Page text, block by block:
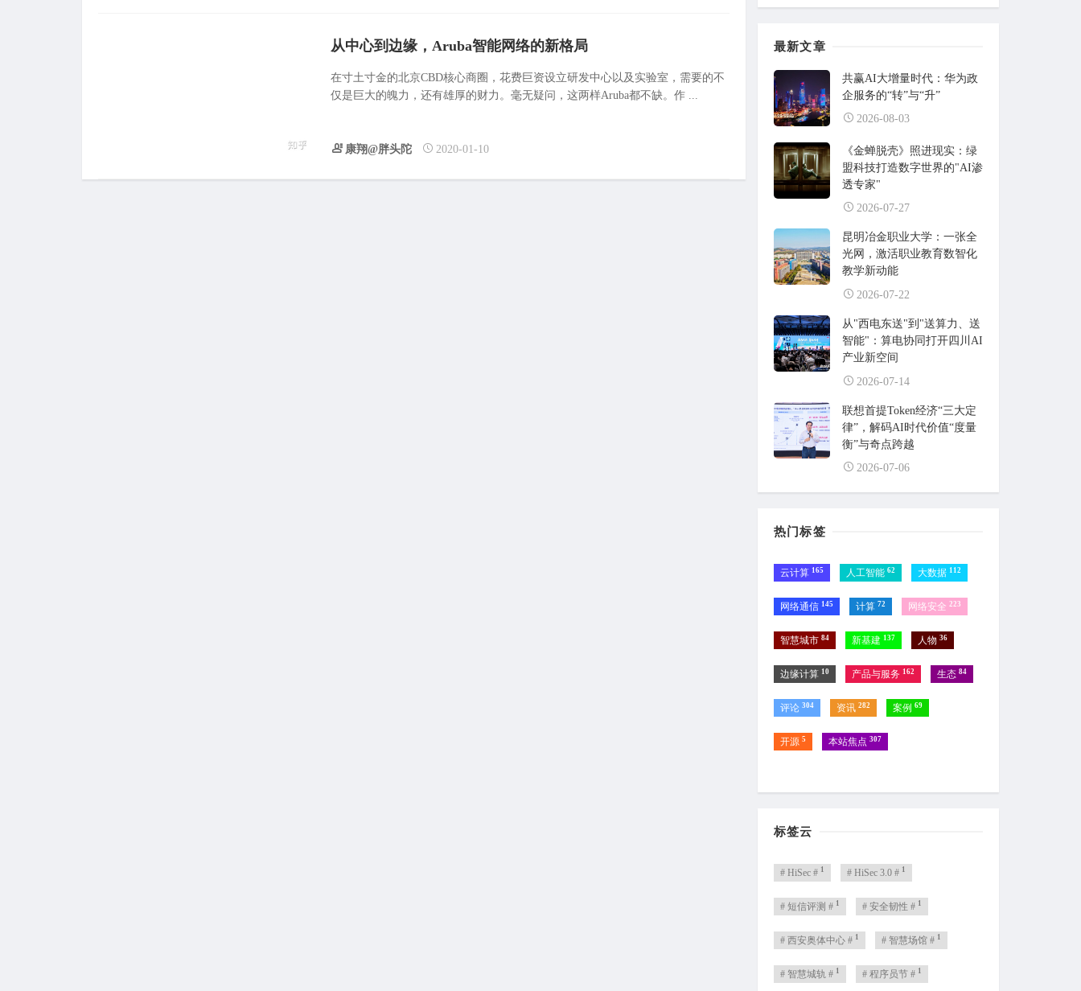
从中心到边缘，Aruba智能网络的新格局
在寸土寸金的北京CBD核心商圈，花费巨资设立研发中心以及实验室，需要的不
仅是巨大的魄力，还有雄厚的财力。毫无疑问，这两样Aruba都不缺。作 ...
康翔@胖头陀 2020-01-10
最新文章
共赢AI大增量时代：华为政
企服务的“转”与“升”
2026-08-03
《金蝉脱壳》照进现实：绿
盟科技打造数字世界的"AI渗
透专家"
2026-07-27
昆明冶金职业大学：一张全
光网，激活职业教育数智化
教学新动能
2026-07-22
从"西电东送"到"送算力、送
智能"：算电协同打开四川AI
产业新空间
2026-07-14
联想首提Token经济“三大定
律”，解码AI时代价值“度量
衡”与奇点跨越
2026-07-06
热门标签
云计算 165 人工智能 62 大数据 112
网络通信 145 计算 72 网络安全 223
智慧城市 84 新基建 137 人物 36
边缘计算 10 产品与服务 162 生态 84
评论 304 资讯 282 案例 69
开源 5 本站焦点 307
标签云
# HiSec # 1 # HiSec 3.0 # 1
# 短信评测 # 1 # 安全韧性 # 1
# 西安奥体中心 # 1 # 智慧场馆 # 1
# 智慧城轨 # 1 # 程序员节 # 1